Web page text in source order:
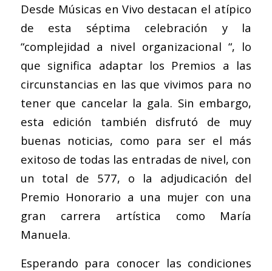
Desde Músicas en Vivo destacan el atípico
de esta séptima celebración y la
“complejidad a nivel organizacional “, lo
que significa adaptar los Premios a las
circunstancias en las que vivimos para no
tener que cancelar la gala. Sin embargo,
esta edición también disfrutó de muy
buenas noticias, como para ser el más
exitoso de todas las entradas de nivel, con
un total de 577, o la adjudicación del
Premio Honorario a una mujer con una
gran carrera artística como María
Manuela.
Esperando para conocer las condiciones